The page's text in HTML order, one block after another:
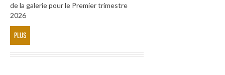
de la galerie pour le Premier trimestre
2026
PLUS